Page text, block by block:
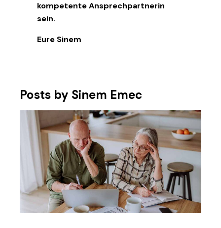
kompetente Ansprechpartnerin
sein.
Eure Sinem
Posts by Sinem Emec